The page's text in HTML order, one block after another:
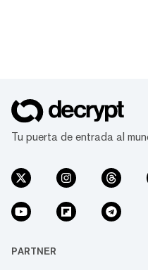
Tu puerta de entrada al
PARTNER